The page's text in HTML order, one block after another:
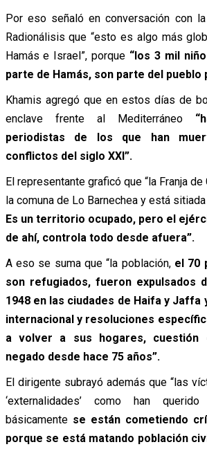
Por eso señaló en conversación con
Radionálisis que “esto es algo más
Hamás e Israel”, porque “los 3 mil
parte de Hamás, son parte del pueblo
Khamis agregó que en estos días de
enclave frente al Mediterráneo
periodistas de los que han
conflictos del siglo XXI”.
El representante graficó que “la Franja
la comuna de Lo Barnechea y está
Es un territorio ocupado, pero el
de ahí, controla todo desde afuera”.
A eso se suma que “la población, el 70
son refugiados, fueron expulsados
1948 en las ciudades de Haifa y Jaffa
internacional y resoluciones
a volver a sus hogares, cuestión
negado desde hace 75 años”.
El dirigente subrayó además que “las
‘externalidades’ como han
básicamente se están cometiendo
porque se está matando población